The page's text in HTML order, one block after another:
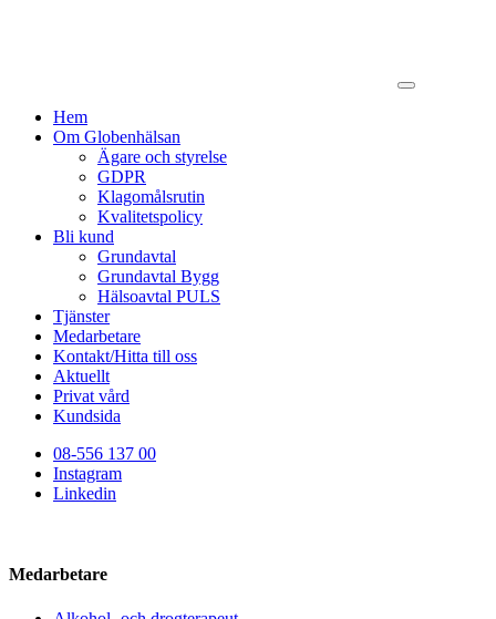
Hem
Om Globenhälsan
Ägare och styrelse
GDPR
Klagomålsrutin
Kvalitetspolicy
Bli kund
Grundavtal
Grundavtal Bygg
Hälsoavtal PULS
Tjänster
Medarbetare
Kontakt/Hitta till oss
Aktuellt
Privat vård
Kundsida
08-556 137 00
Instagram
Linkedin
Medarbetare